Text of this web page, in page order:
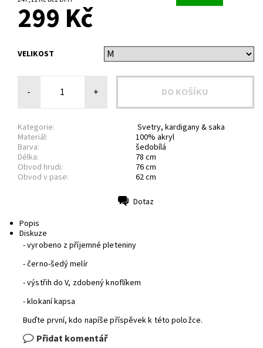
299 Kč
VELIKOST
- +
Kategorie:
Svetry, kardigany & saka
Materiál:
100% akryl
Barva:
šedobílá
Délka:
78 cm
Obvod hrudi:
76 cm
Obvod v pase:
62 cm
Dotaz
Popis
Diskuze
- vyrobeno z příjemné pleteniny
- černo-šedý melír
- výstřih do V, zdobený knoflíkem
- klokaní kapsa
Buďte první, kdo napíše příspěvek k této položce.
Přidat komentář